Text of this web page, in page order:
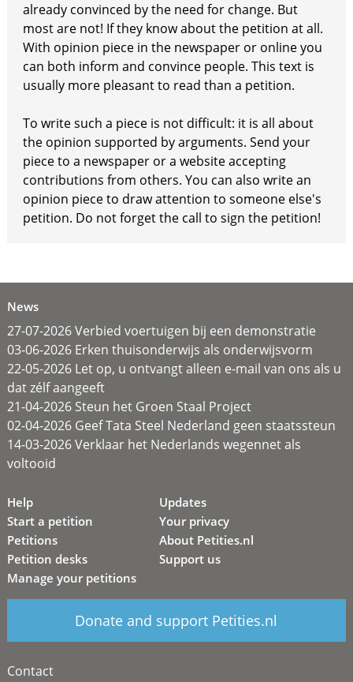
already convinced by the need for change. But
most are not! If they know about the petition at all.
With opinion piece in the newspaper or online you
can both inform and convince people. This text is
usually more pleasant to read than a petition.
To write such a piece is not difficult: it is all about
the opinion supported by arguments. Send your
piece to a newspaper or a website accepting
contributions from others. You can also write an
opinion piece to draw attention to someone else's
petition. Do not forget the call to sign the petition!
News
27-07-2026 Verbied voertuigen bij een demonstratie
03-06-2026 Erken thuisonderwijs als onderwijsvorm
22-05-2026 Let op, u ontvangt alleen e-mail van ons als u
dat zélf aangeeft
21-04-2026 Steun het Groen Staal Project
02-04-2026 Geef Tata Steel Nederland geen staatssteun
14-03-2026 Verklaar het Nederlands wegennet als
voltooid
Help
Start a petition
Petitions
Petition desks
Manage your petitions
Updates
Your privacy
About Petities.nl
Support us
Donate and support Petities.nl
Contact